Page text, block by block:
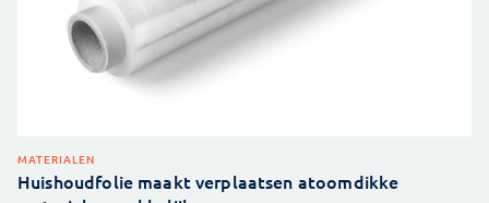
MATERIALEN
Huishoudfolie maakt verplaatsen atoomdikke